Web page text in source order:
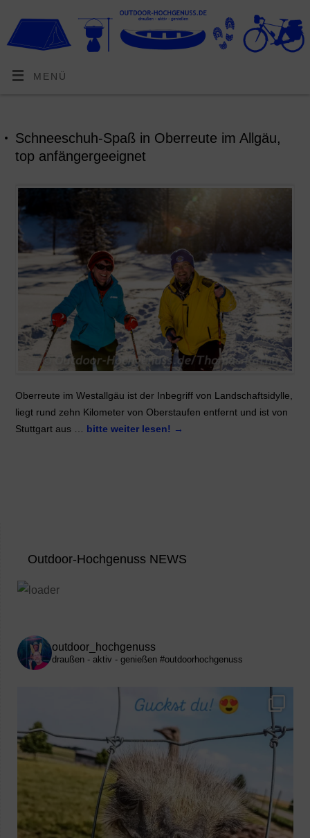
MENÜ
Schneeschuh-Spaß in Oberreute im Allgäu,
top anfängergeeignet
Oberreute im Westallgäu ist der Inbegriff von Landschaftsidylle,
liegt rund zehn Kilometer von Oberstaufen entfernt und ist von
Stuttgart aus … bitte weiter lesen! →
Outdoor-Hochgenuss NEWS
outdoor_hochgenuss
draußen - aktiv - genießen #outdoorhochgenuss